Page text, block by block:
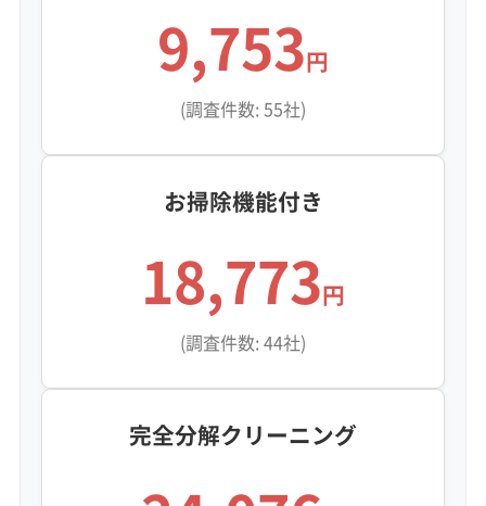
9,753円
(調査件数: 55社)
お掃除機能付き
18,773円
(調査件数: 44社)
完全分解クリーニング